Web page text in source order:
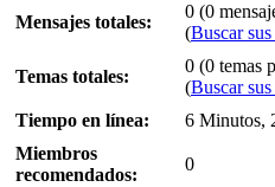
Mensajes totales:
0 (0
(Buscar
Temas totales:
0 (0 temas
(Buscar sus
Tiempo en línea:
6 Minutos,
Miembros
recomendados:
0